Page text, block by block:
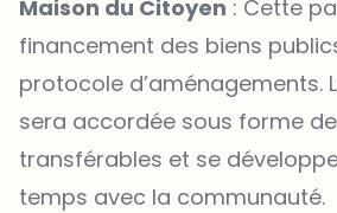
Maison du Citoyen : Cette
financement des biens
protocole d’aménagements.
sera accordée sous forme de
transférables et se
temps avec la communauté.